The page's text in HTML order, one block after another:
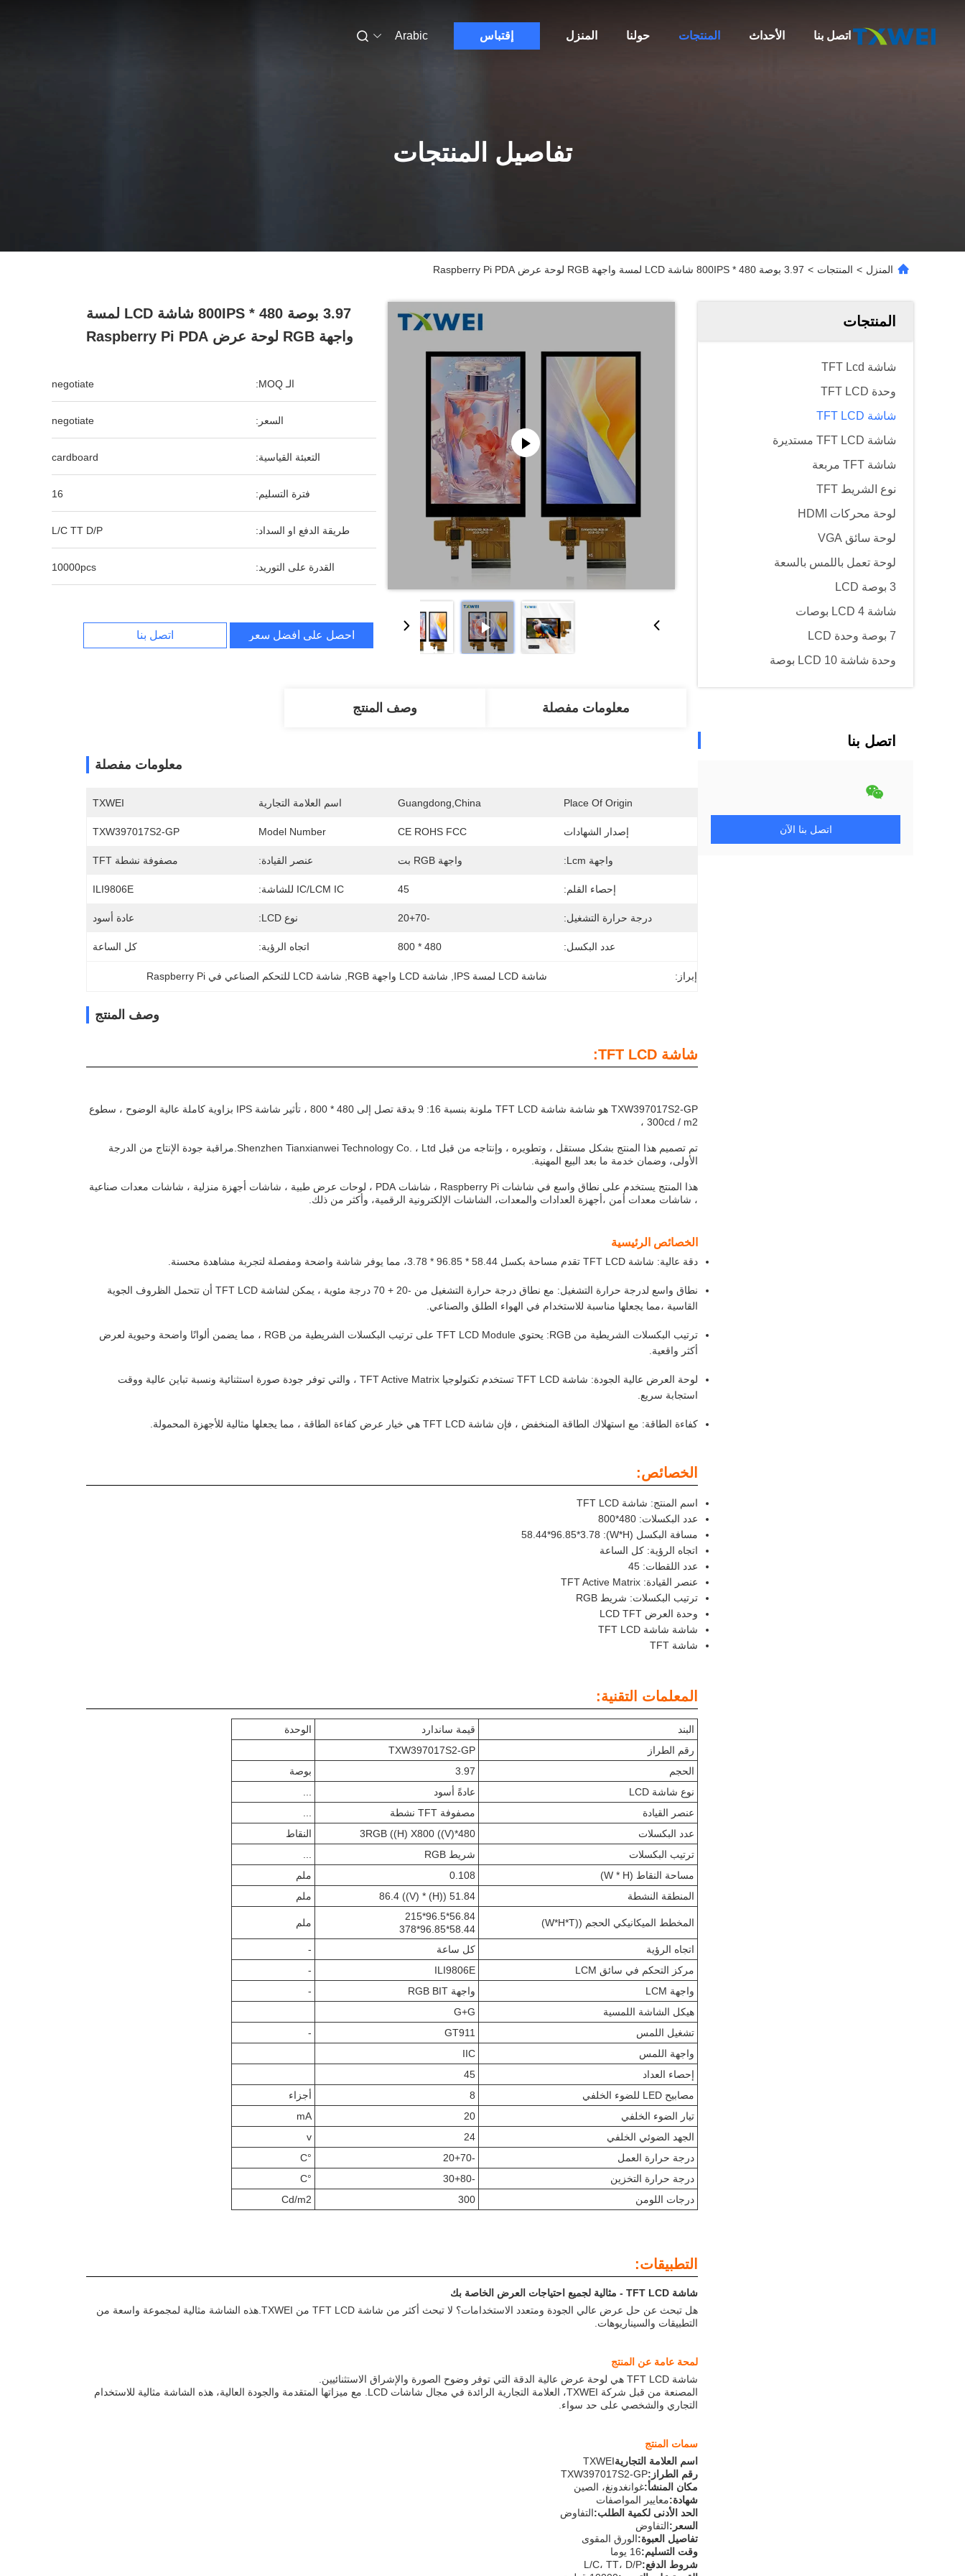
المنزل حولنا المنتجات الأحداث اتصل بنا إقتباس Arabic
تفاصيل المنتجات
المنزل > المنتجات > 3.97 بوصة 480 * 800IPS شاشة LCD لمسة واجهة RGB لوحة عرض Raspberry Pi PDA
المنتجات
شاشة TFT Lcd
وحدة TFT LCD
شاشة TFT LCD
شاشة TFT LCD مستديرة
شاشة TFT مربعة
نوع الشريط TFT
لوحة محركات HDMI
لوحة سائق VGA
لوحة تعمل باللمس بالسعة
3 بوصة LCD
شاشة LCD 4 بوصات
7 بوصة وحدة LCD
وحدة شاشة LCD 10 بوصة
اتصل بنا
اتصل بنا الآن
3.97 بوصة 480 * 800IPS شاشة LCD لمسة
واجهة RGB لوحة عرض Raspberry Pi PDA
الـ MOQ: negotiate
السعر: negotiate
التعبئة القياسية: cardboard
فترة التسليم: 16
طريقة الدفع او السداد: L/C TT D/P
القدرة على التوريد: 10000pcs
احصل على أفضل سعر اتصل بنا
معلومات مفصلة وصف المنتج
معلومات مفصلة
Place Of Origin
Guangdong,China اسم العلامة التجارية TXWEI
إصدار الشهادات CE ROHS FCC
Model Number
TXW397017S2-GP
واجهة Lcm: واجهة RGB بت عنصر القيادة: مصفوفة نشطة TFT
إحصاء القلم: 45 IC/LCM IC للشاشة: ILI9806E
درجة حرارة التشغيل: -20+70 نوع LCD: عادة أسود
عدد البكسل: 480 * 800 اتجاه الرؤية: كل الساعة
إبراز: شاشة LCD لمسة IPS شاشة LCD واجهة RGB شاشة LCD للتحكم الصناعي في Raspberry Pi
وصف المنتج
شاشة TFT LCD:
TXW397017S2-GP هو شاشة شاشة TFT LCD ملونة بنسبة 16: 9 بدقة تصل إلى 480 * 800 ، تأثير شاشة IPS بزاوية كاملة عالية الوضوح ، سطوع
300cd / m2 ،
تم تصميم هذا المنتج بشكل مستقل ، وتطويره ، وإنتاجه من قبل Shenzhen Tianxianwei Technology Co. ، Ltd.مراقبة جودة الإنتاج من الدرجة
الأولى، وضمان خدمة ما بعد البيع المهنية.
هذا المنتج يستخدم على نطاق واسع في شاشات Raspberry Pi ، شاشات PDA ، لوحات عرض طبية ، شاشات أجهزة منزلية ، شاشات معدات صناعية
، شاشات معدات أمن ،أجهزة العدادات والمعدات، الشاشات الإلكترونية الرقمية، وأكثر من ذلك.
الخصائص الرئيسية
دقة عالية: شاشة TFT LCD تقدم مساحة بكسل 58.44 * 96.85 * 3.78، مما يوفر شاشة واضحة ومفصلة لتجربة مشاهدة محسنة.
نطاق واسع لدرجة حرارة التشغيل: مع نطاق درجة حرارة التشغيل من -20 + 70 درجة مئوية ، يمكن لشاشة TFT LCD أن تتحمل الظروف الجوية
القاسية ،مما يجعلها مناسبة للاستخدام في الهواء الطلق والصناعي.
ترتيب البكسلات الشريطية من RGB: يحتوي TFT LCD Module على ترتيب البكسلات الشريطية من RGB ، مما يضمن ألوانًا واضحة وحيوية لعرض
أكثر واقعية.
لوحة العرض عالية الجودة: شاشة TFT LCD تستخدم تكنولوجيا TFT Active Matrix ، والتي توفر جودة صورة استثنائية ونسبة تباين عالية ووقت
استجابة سريع.
كفاءة الطاقة: مع استهلاك الطاقة المنخفض ، فإن شاشة TFT LCD هي خيار عرض كفاءة الطاقة ، مما يجعلها مثالية للأجهزة المحمولة.
الخصائص:
اسم المنتج: شاشة TFT LCD
عدد البكسلات: 480*800
مسافة البكسل (W*H): 58.44*96.85*3.78
اتجاه الرؤية: كل الساعة
عدد اللقطات: 45
عنصر القيادة: TFT Active Matrix
ترتيب البكسلات: شريط RGB
وحدة العرض LCD TFT
شاشة شاشة TFT LCD
شاشة TFT
المعلمات التقنية:
البند قيمة ساندارد
الوحدة
رقم الطراز
TXW397017S2-GP
الحجم
3.97
بوصة
نوع شاشة LCD
عادةً أسود
عنصر القيادة
مصفوفة TFT نشطة
عدد البكسلات
480*3RGB ((H) X800 ((V)
النقاط
ترتيب البكسلات
شريط RGB
مساحة النقاط (W * H)
0.108
ملم
المنطقة النشطة
51.84 ((H) * 86.4 ((V) ملم
المخطط الميكانيكي الحجم ((W*H*T)
56.84*96.5*215
58.44*96.85*378
ملم
اتجاه الرؤية كل ساعة
-
مركز التحكم في سائق LCM
ILI9806E
-
واجهة LCM
واجهة RGB BIT
-
هيكل الشاشة اللمسية
G+G
تشغيل اللمس
GT911
-
واجهة اللمس
IIC
إحصاء العداد
45
مصابيح LED للضوء الخلفي
8
أجزاء
تيار الضوء الخلفي
20
mA
الجهد الضوئي الخلفي
24
v
درجة حرارة العمل
-20+70
°C
درجة حرارة التخزين
-30+80
°C
درجات اللومن
300
Cd/m2
التطبيقات:
شاشة TFT LCD - مثالية لجميع احتياجات العرض الخاصة بك
هل تبحث عن حل عرض عالي الجودة ومتعدد الاستخدامات؟ لا تبحث أكثر من شاشة TFT LCD من TXWEI.هذه الشاشة مثالية لمجموعة واسعة من
التطبيقات والسيناريوهات.
لمحة عامة عن المنتج
شاشة TFT LCD هي لوحة عرض عالية الدقة التي توفر وضوح الصورة والإشراق الاستثنائيين.
المصنعة من قبل شركة TXWEI، العلامة التجارية الرائدة في مجال شاشات LCD. مع ميزاتها المتقدمة والجودة العالية، هذه الشاشة مثالية للاستخدام
التجاري والشخصي على حد سواء.
سمات المنتج
اسم العلامة التجاريةTXWEI
رقم الطراز:TXW397017S2-GP
مكان المنشأ:غوانغدونغ، الصين
شهادة:معايير المواصفات
الحد الأدنى لكمية الطلب:التفاوض
السعر:التفاوض
تفاصيل العبوة:الورق المقوى
وقت التسليم:16 يوما
شروط الدفع:L/C، TT، D/P